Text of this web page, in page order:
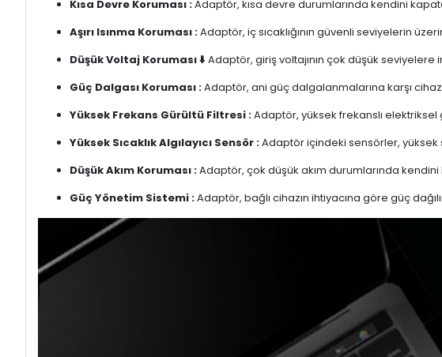
Kısa Devre Koruması :Adaptör, kısa devre durumlarında kendini
Aşırı Isınma Koruması :Adaptör, iç sıcaklığının güvenli seviyelerin
Düşük Voltaj Koruması ⬇️Adaptör, giriş voltajının çok düşük
Güç Dalgası Koruması :Adaptör, ani güç dalgalanmalarına karşı
Yüksek Frekans Gürültü Filtresi :Adaptör, yüksek frekanslı elektriksel
Yüksek Sıcaklık Algılayıcı Sensör :Adaptör içindeki sensörler, yüksek
Düşük Akım Koruması :Adaptör, çok düşük akım durumlarında
Güç Yönetim Sistemi :Adaptör, bağlı cihazın ihtiyacına göre güç